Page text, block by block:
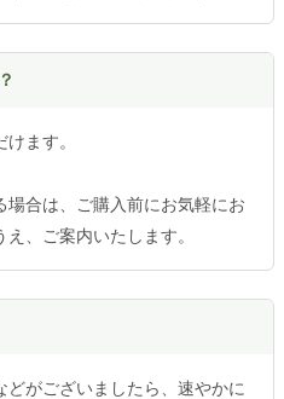
ます。
合は、ご購入前にお気軽にお
、ご案内いたします。
がございましたら、速やかに